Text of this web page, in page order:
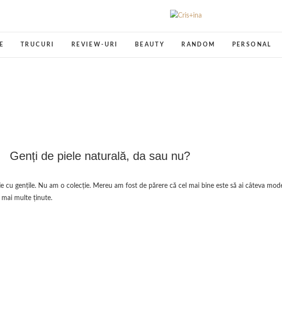
Cris+ina
TRUCURI REVIEW-URI BEAUTY RANDOM PERSONAL
Genți de piele naturală, da sau nu?
mai multe ținute.